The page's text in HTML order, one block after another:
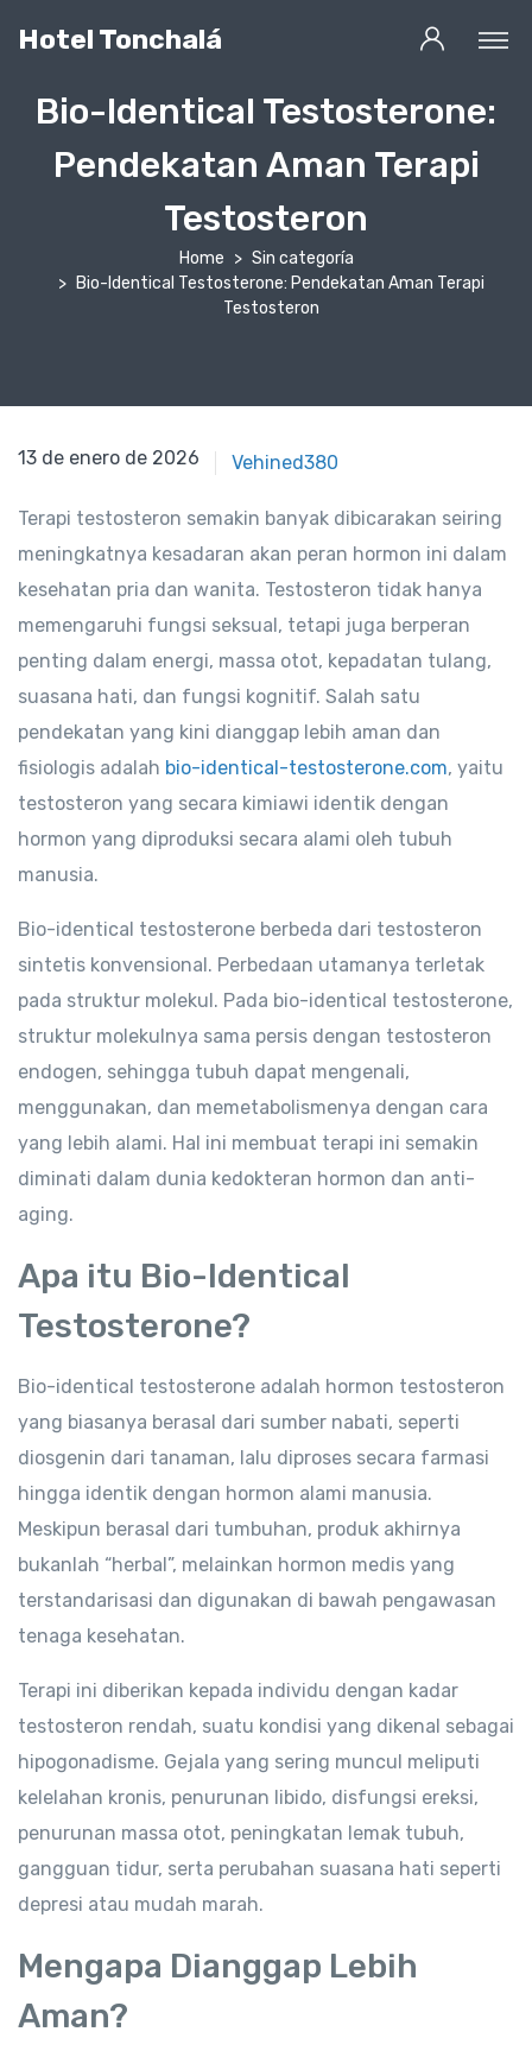
Hotel Tonchalá
Bio-Identical Testosterone:
Pendekatan Aman Terapi
Testosteron
Home
Sin categoría
Bio-Identical Testosterone: Pendekatan Aman Terapi
Testosteron
13 de enero de 2026
13 de enero de 2026 Vehined380
Terapi testosteron semakin banyak dibicarakan seiring
meningkatnya kesadaran akan peran hormon ini dalam
kesehatan pria dan wanita. Testosteron tidak hanya
memengaruhi fungsi seksual, tetapi juga berperan
penting dalam energi, massa otot, kepadatan tulang,
suasana hati, dan fungsi kognitif. Salah satu
pendekatan yang kini dianggap lebih aman dan
fisiologis adalah bio-identical-testosterone.com, yaitu
testosteron yang secara kimiawi identik dengan
hormon yang diproduksi secara alami oleh tubuh
manusia.
Bio-identical testosterone berbeda dari testosteron
sintetis konvensional. Perbedaan utamanya terletak
pada struktur molekul. Pada bio-identical testosterone,
struktur molekulnya sama persis dengan testosteron
endogen, sehingga tubuh dapat mengenali,
menggunakan, dan memetabolismenya dengan cara
yang lebih alami. Hal ini membuat terapi ini semakin
diminati dalam dunia kedokteran hormon dan anti-
aging.
Apa itu Bio-Identical
Testosterone?
Bio-identical testosterone adalah hormon testosteron
yang biasanya berasal dari sumber nabati, seperti
diosgenin dari tanaman, lalu diproses secara farmasi
hingga identik dengan hormon alami manusia.
Meskipun berasal dari tumbuhan, produk akhirnya
bukanlah “herbal”, melainkan hormon medis yang
terstandarisasi dan digunakan di bawah pengawasan
tenaga kesehatan.
Terapi ini diberikan kepada individu dengan kadar
testosteron rendah, suatu kondisi yang dikenal sebagai
hipogonadisme. Gejala yang sering muncul meliputi
kelelahan kronis, penurunan libido, disfungsi ereksi,
penurunan massa otot, peningkatan lemak tubuh,
gangguan tidur, serta perubahan suasana hati seperti
depresi atau mudah marah.
Mengapa Dianggap Lebih
Aman?